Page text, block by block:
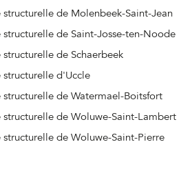
de Molenbeek-Saint-Jean
de Saint-Josse-ten-Noode
de Schaerbeek
d'Uccle
de Watermael-Boitsfort
de Woluwe-Saint-Lambert
de Woluwe-Saint-Pierre